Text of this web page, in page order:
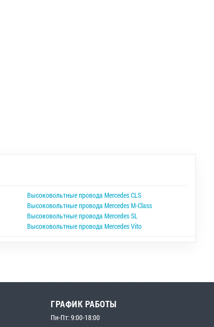
Высоковольтные провода Mercedes CLS
Высоковольтные провода Mercedes M-Class
Высоковольтные провода Mercedes SL
Высоковольтные провода Mercedes Vito
ГРАФИК РАБОТЫ
Пн-Пт: 9:00-18:00